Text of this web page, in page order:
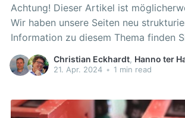
Achtung! Dieser Artikel ist
Wir haben unsere Seiten neu strukturiert.
Information zu diesem Thema finden
Bereich. Um Lehrkräfte in den Schulen weitestgehend
von der IT Administration zu entlasten
übermittelt. Das Land Niedersachsen
Christian Eckhardt, Hanno ter
21. Apr. 2024 • 1 min read